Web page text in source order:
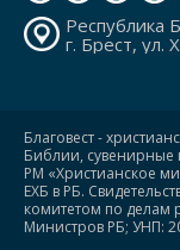
Республика
г. Брест, ул.
Благовест -
Библии, сувенирные
РМ «Христианское
ЕХБ в РБ.
комитетом по делам
Министров РБ; УНП: